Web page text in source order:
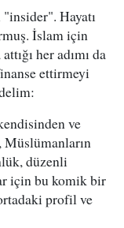
Hayatı
İslam için
her adımı da
ettirmeyi
ve
Müslümanların
düzenli
için bu komik bir
profil ve